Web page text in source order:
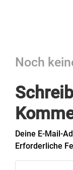
Noch
Deine E-Mail-
Erforderliche